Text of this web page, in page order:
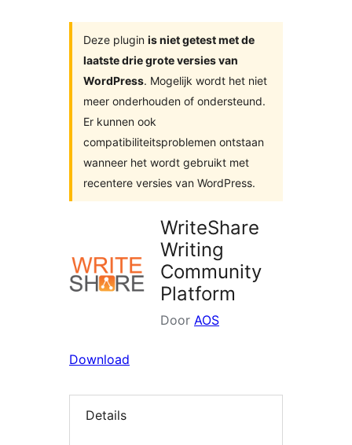
Deze plugin is niet getest met de
laatste drie grote versies van
WordPress. Mogelijk wordt het niet
meer onderhouden of ondersteund.
Er kunnen ook
compatibiliteitsproblemen ontstaan
wanneer het wordt gebruikt met
recentere versies van WordPress.
WriteShare
Writing
Community
Platform
Door AOS
Download
Details